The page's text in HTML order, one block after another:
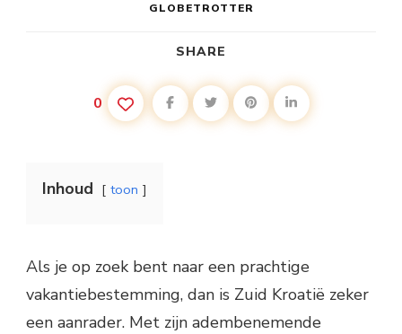
GLOBETROTTER
SHARE
0
Inhoud toon
Als je op zoek bent naar een prachtige
vakantiebestemming, dan is Zuid Kroatië zeker
een aanrader. Met zijn adembenemende